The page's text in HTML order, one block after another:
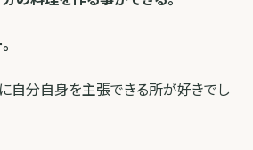
自分自身を主張できる所が好きでし